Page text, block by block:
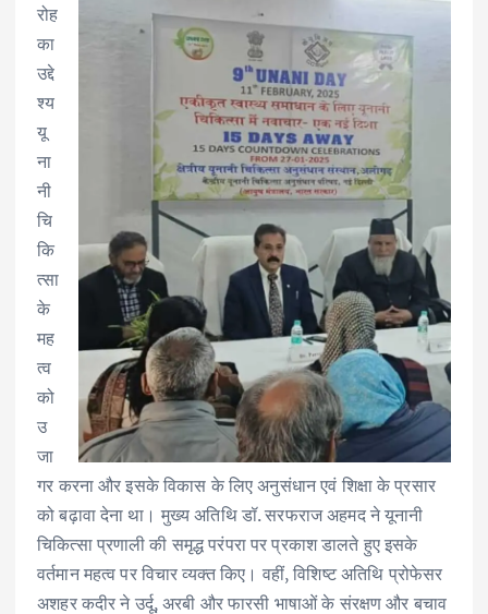
रोह
का
उद्दे
श्य
यू
ना
नी
चि
कि
त्सा
के
मह
त्व
को
उ
जा
गर करना और इसके विकास के लिए अनुसंधान एवं शिक्षा के प्रसार
को बढ़ावा देना था। मुख्य अतिथि डॉ. सरफराज अहमद ने यूनानी
चिकित्सा प्रणाली की समृद्ध परंपरा पर प्रकाश डालते हुए इसके
वर्तमान महत्व पर विचार व्यक्त किए। वहीं, विशिष्ट अतिथि प्रोफेसर
अशहर कदीर ने उर्दू, अरबी और फारसी भाषाओं के संरक्षण और बचाव